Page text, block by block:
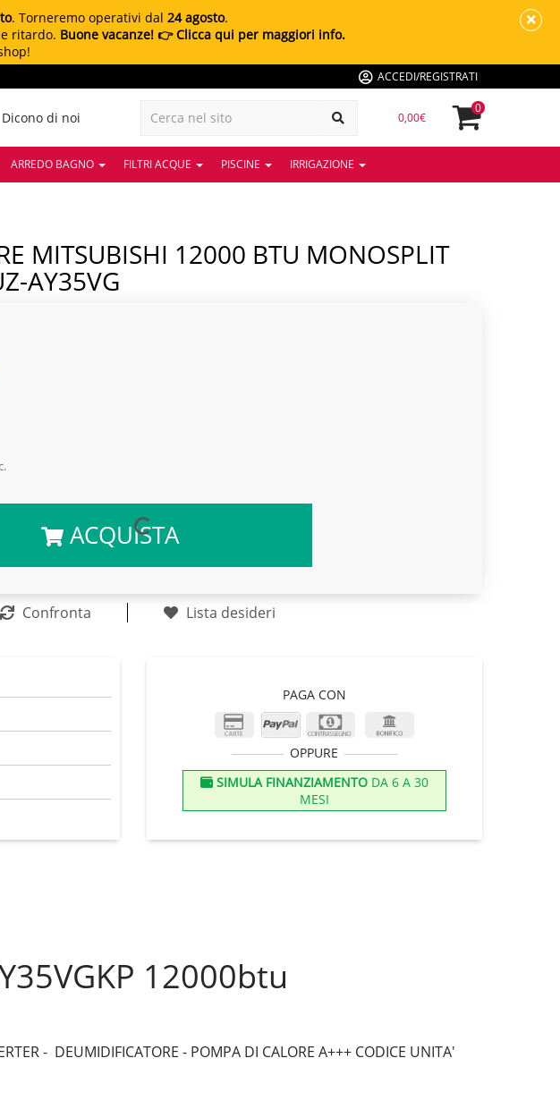
. Torneremo operativi dal 24 agosto.
ritardo. Buone vacanze! 👉 Clicca qui per maggiori info.
ACCEDI/REGISTRATI
Dicono di noi 0,00€
0
ARREDO BAGNO FILTRI ACQUE PISCINE IRRIGAZIONE
AY35VG
ACQUISTA
Confronta Lista desideri
PAGA CON
OPPURE
SIMULA FINANZIAMENTODA 6 A 30
MESI
12000btu
- DEUMIDIFICATORE - POMPA DI CALORE A+++ CODICE UNITA'